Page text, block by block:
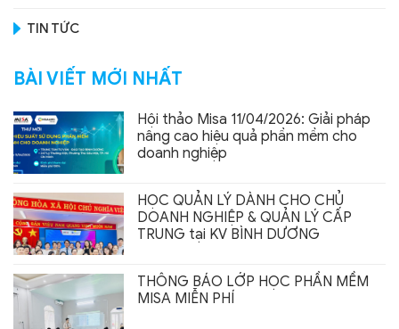
TIN TỨC
BÀI VIẾT MỚI NHẤT
Hội thảo Misa 11/04/2026: Giải pháp
nâng cao hiệu quả phần mềm cho
doanh nghiệp
HỌC QUẢN LÝ DÀNH CHO CHỦ
DOANH NGHIỆP & QUẢN LÝ CẤP
TRUNG tại KV BÌNH DƯƠNG
THÔNG BÁO LỚP HỌC PHẦN MỀM
MISA MIỄN PHÍ